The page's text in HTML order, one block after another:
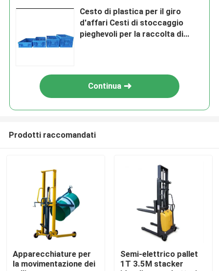
Casa
Cesto di plastica per il giro
d'affari Cesti di stoccaggio
pieghevoli per la raccolta di
Continua
Prodotti raccomandati
Apparecchiature per
la movimentazione dei
Semi-elettrico pallet
1T 3.5M stacker